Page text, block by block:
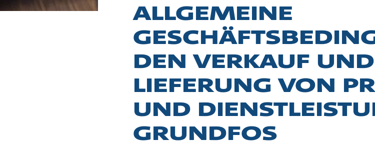
ALLGEMEINE
DEN VERKAUF
LIEFERUNG VON
UND
GRUNDFOS